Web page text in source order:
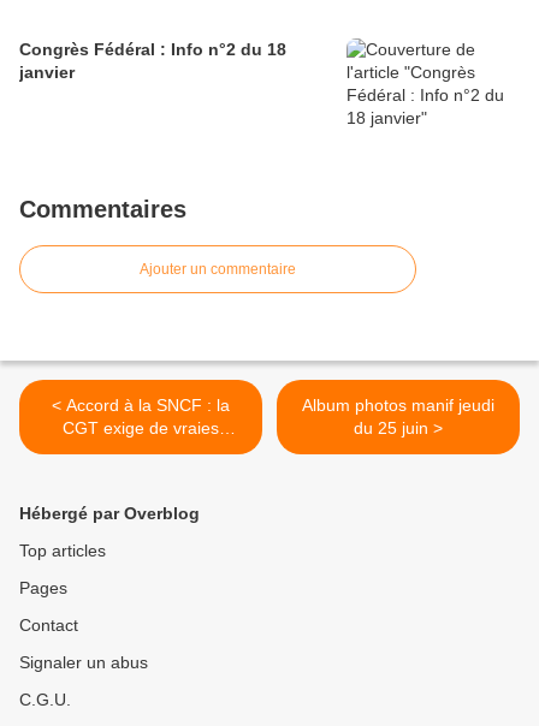
Congrès Fédéral : Info n°2 du 18
janvier
Commentaires
Ajouter un commentaire
< Accord à la SNCF : la
CGT exige de vraies
négociations !
Album photos manif jeudi
du 25 juin >
Hébergé par Overblog
Top articles
Pages
Contact
Signaler un abus
C.G.U.